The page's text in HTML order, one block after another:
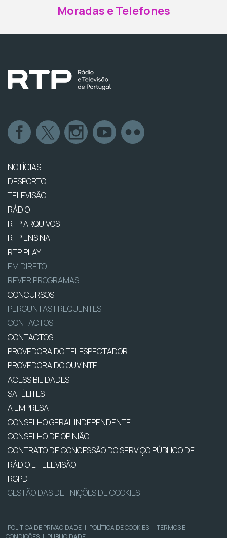
Moradas e Telefones
NOTÍCIAS
DESPORTO
TELEVISÃO
RÁDIO
RTP ARQUIVOS
RTP ENSINA
RTP PLAY
EM DIRETO
REVER PROGRAMAS
CONCURSOS
PERGUNTAS FREQUENTES
CONTACTOS
CONTACTOS
PROVEDORA DO TELESPECTADOR
PROVEDORA DO OUVINTE
ACESSIBILIDADES
SATÉLITES
A EMPRESA
CONSELHO GERAL INDEPENDENTE
CONSELHO DE OPINIÃO
CONTRATO DE CONCESSÃO DO SERVIÇO PÚBLICO DE
RÁDIO E TELEVISÃO
RGPD
GESTÃO DAS DEFINIÇÕES DE COOKIES
POLÍTICA DE PRIVACIDADE | POLÍTICA DE COOKIES | TERMOS E